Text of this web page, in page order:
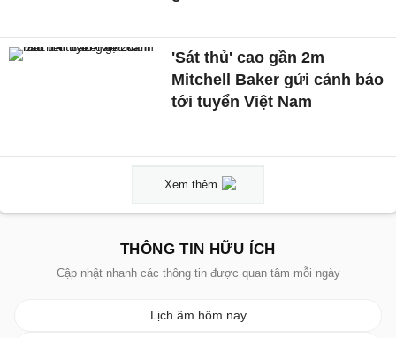
'Sát thủ' cao gần 2m
Mitchell Baker gửi cảnh báo
tới tuyển Việt Nam
Xem thêm
THÔNG TIN HỮU ÍCH
Cập nhật nhanh các thông tin được quan tâm mỗi ngày
Lịch âm hôm nay